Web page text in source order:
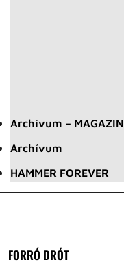
Archívum – MAGAZIN
Archívum
HAMMER FOREVER
FORRÓ DRÓT